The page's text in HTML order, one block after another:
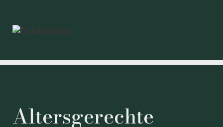
Altersgerechte